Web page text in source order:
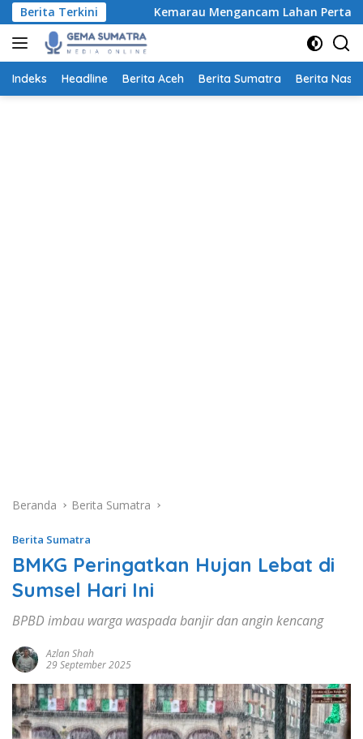
Langsung
ke
konten
Berita TerkiniKemarau Mengancam Lahan Pertanian, Petani
Indeks Headline Berita Aceh Berita Sumatra Berita
Beranda Berita Sumatra
Berita Sumatra
BMKG Peringatkan Hujan Lebat di
Sumsel Hari Ini
BPBD imbau warga waspada banjir dan angin kencang
Azlan Shah
29 September 2025